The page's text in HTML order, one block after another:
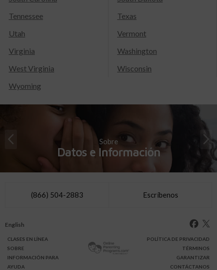
Tennessee
Texas
Utah
Vermont
Virginia
Washington
West Virginia
Wisconsin
Wyoming
Sobre
Datos e Información
(866) 504-2883 Escríbenos
English
CLASES EN LÍNEA
SOBRE
INFORMACIÓN PARA
AYUDA
POLÍTICA DE PRIVACIDAD
TÉRMINOS
GARANTIZAR
CONTÁCTANOS